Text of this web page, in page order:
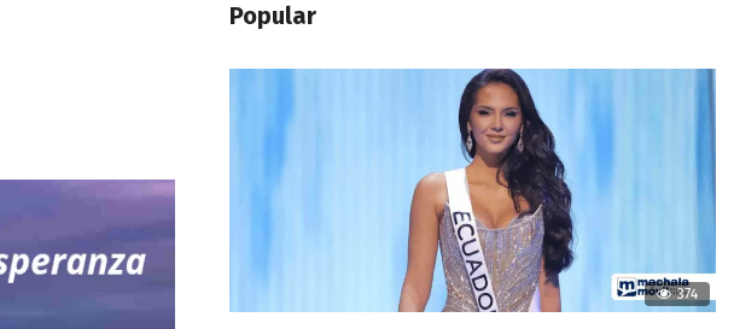
Popular
374